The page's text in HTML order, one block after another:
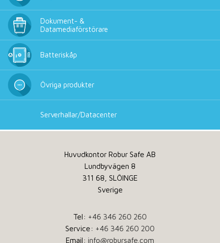
Dokument- &
Datamediaförstörare
Batteriskåp
Övriga produkter
Serverhallar/Datacenter
Huvudkontor Robur Safe AB
Lundbyvägen 8
311 68, SLÖINGE
Sverige
Tel: +46 346 260 260
Service: +46 346 260 200
Email: info@robursafe.com